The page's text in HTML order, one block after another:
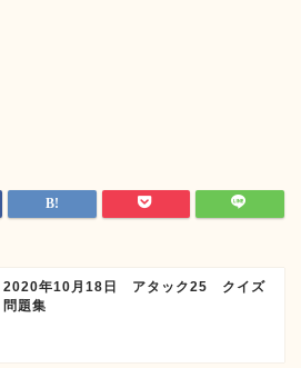
2020年10月18日 アタック25 クイズ
問題集